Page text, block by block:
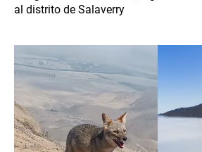
al distrito de Salaverry